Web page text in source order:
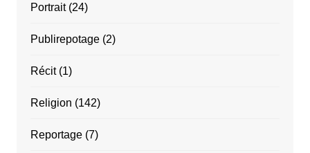
Portrait(24)
Publirepotage(2)
Récit(1)
Religion (142)
Reportage(7)